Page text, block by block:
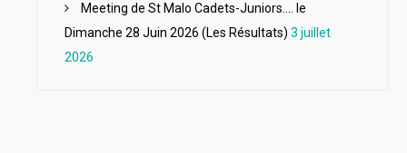
Meeting de St Malo Cadets-Juniors…. le
Dimanche 28 Juin 2026 (Les Résultats) 3 juillet
2026